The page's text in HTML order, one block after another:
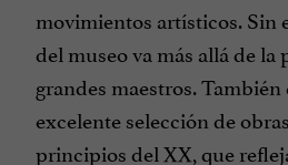
movimientos artísticos. Sin
del museo va más allá de la
grandes maestros.
excelente selección de
principios del XX, que